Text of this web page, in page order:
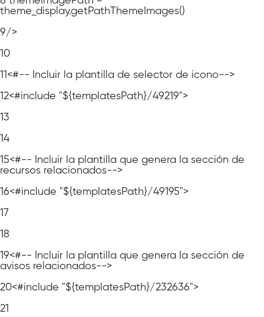
theme_display.getPathThemeImages()
9/>
10
11<#-- Incluir la plantilla de selector de icono-->
12<#include "${templatesPath}/49219">
13
14
15<#-- Incluir la plantilla que genera la sección de
recursos relacionados-->
16<#include "${templatesPath}/49195">
17
18
19<#-- Incluir la plantilla que genera la sección de
avisos relacionados-->
20<#include "${templatesPath}/232636">
21